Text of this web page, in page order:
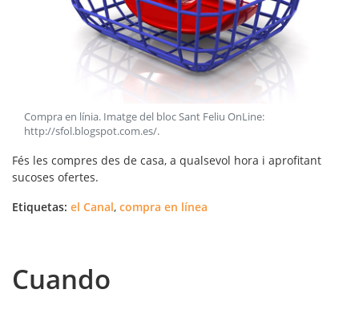
Compra en línia. Imatge del bloc Sant Feliu OnLine:
http://sfol.blogspot.com.es/.
Fés les compres des de casa, a qualsevol hora i aprofitant
sucoses ofertes.
Etiquetas: el Canal, compra en línea
Cuando